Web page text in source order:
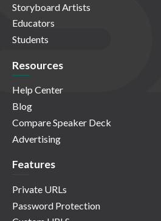
Storyboard Artists
Educators
Students
Resources
Help Center
Blog
Compare Speaker Deck
Advertising
Features
Private URLs
Password Protection